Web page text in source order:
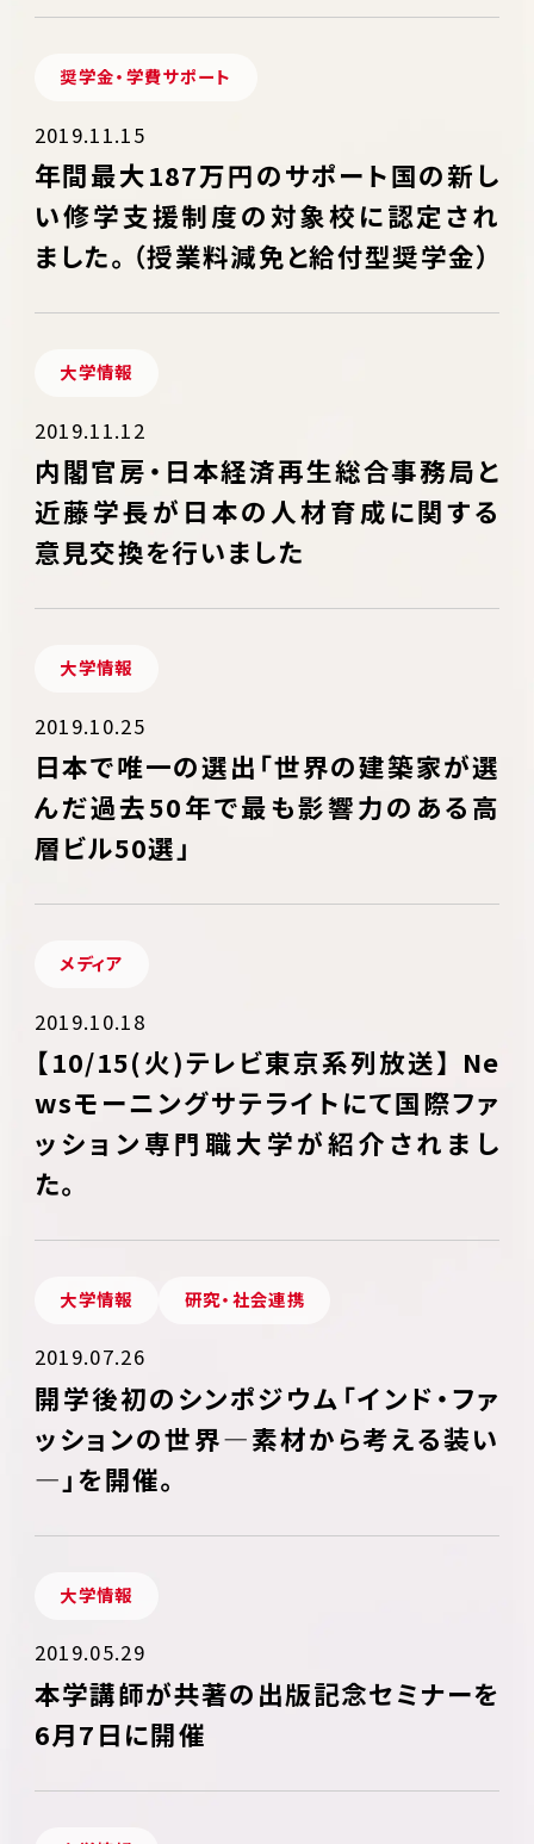
奨学金・学費サポート
2019.11.15
年間最大187万円のサポート国の新し
い修学支援制度の対象校に認定され
ました。（授業料減免と給付型奨学金）
大学情報
2019.11.12
内閣官房・日本経済再生総合事務局と
近藤学長が日本の人材育成に関する
意見交換を行いました
大学情報
2019.10.25
日本で唯一の選出「世界の建築家が選
んだ過去50年で最も影響力のある高
層ビル50選」
メディア
2019.10.18
【10/15(火)テレビ東京系列放送】 Ne
wsモーニングサテライトにて国際ファ
ッション専門職大学が紹介されまし
た。
大学情報 研究・社会連携
2019.07.26
開学後初のシンポジウム「インド・ファ
ッションの世界―素材から考える装い
―」を開催。
大学情報
2019.05.29
本学講師が共著の出版記念セミナーを
6月7日に開催